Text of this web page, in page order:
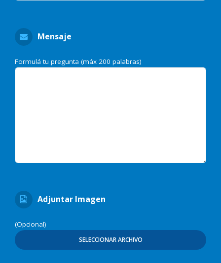
Mensaje
Formulá tu pregunta (máx 200 palabras)
Adjuntar Imagen
(Opcional)
SELECCIONAR ARCHIVO